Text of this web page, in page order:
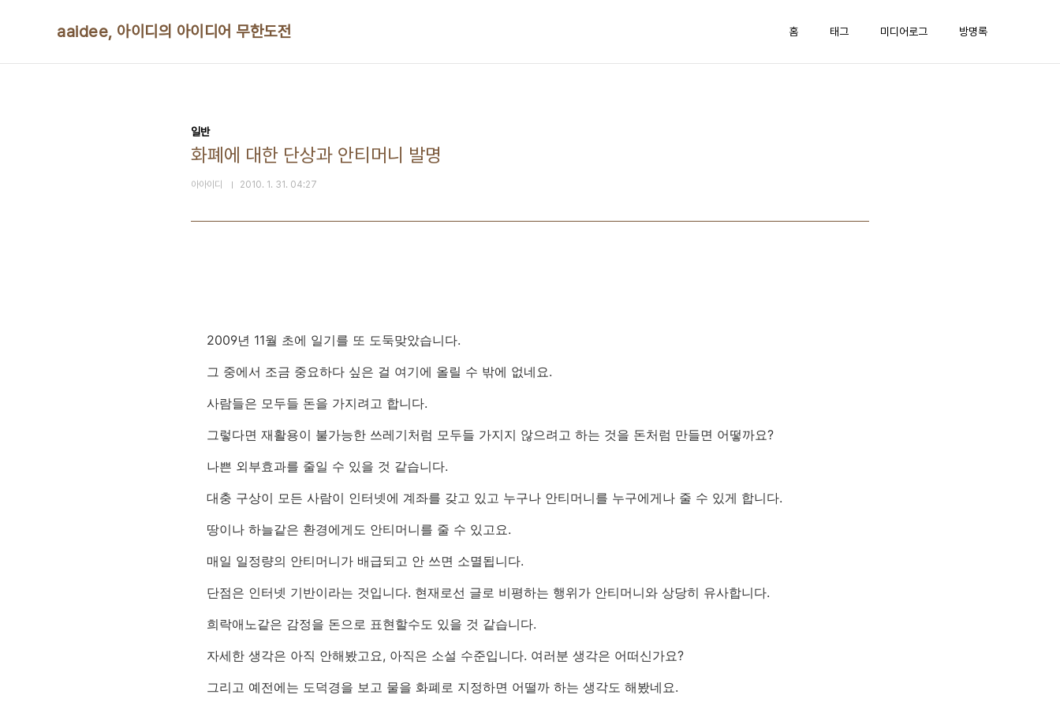
aaidee, 아이디의 아이디어 무한도전 홈 태그 미디어로그 방명록
일반
화폐에 대한 단상과 안티머니 발명
아아이디 2010. 1. 31. 04:27
2009년 11월 초에 일기를 또 도둑맞았습니다.
그 중에서 조금 중요하다 싶은 걸 여기에 올릴 수 밖에 없네요.
사람들은 모두들 돈을 가지려고 합니다.
그렇다면 재활용이 불가능한 쓰레기처럼 모두들 가지지 않으려고 하는 것을 돈처럼 만들면 어떻까요?
나쁜 외부효과를 줄일 수 있을 것 같습니다.
대충 구상이 모든 사람이 인터넷에 계좌를 갖고 있고 누구나 안티머니를 누구에게나 줄 수 있게 합니다.
땅이나 하늘같은 환경에게도 안티머니를 줄 수 있고요.
매일 일정량의 안티머니가 배급되고 안 쓰면 소멸됩니다.
단점은 인터넷 기반이라는 것입니다. 현재로선 글로 비평하는 행위가 안티머니와 상당히 유사합니다.
희락애노같은 감정을 돈으로 표현할수도 있을 것 같습니다.
자세한 생각은 아직 안해봤고요, 아직은 소설 수준입니다. 여러분 생각은 어떠신가요?
그리고 예전에는 도덕경을 보고 물을 화폐로 지정하면 어떨까 하는 생각도 해봤네요.